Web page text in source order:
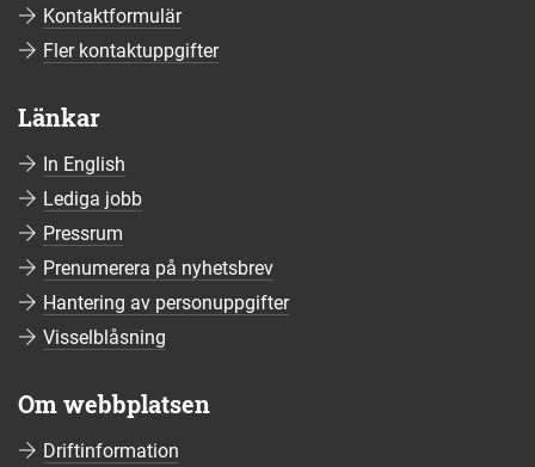
Kontaktformulär
Fler kontaktuppgifter
Länkar
In English
Lediga jobb
Pressrum
Prenumerera på nyhetsbrev
Hantering av personuppgifter
Visselblåsning
Om webbplatsen
Driftinformation